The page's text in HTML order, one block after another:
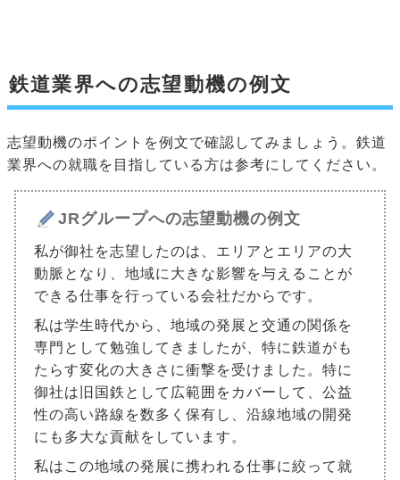
鉄道業界への志望動機の例文
志望動機のポイントを例文で確認してみましょう。鉄道
業界への就職を目指している方は参考にしてください。
JRグループへの志望動機の例文
私が御社を志望したのは、エリアとエリアの大
動脈となり、地域に大きな影響を与えることが
できる仕事を行っている会社だからです。
私は学生時代から、地域の発展と交通の関係を
専門として勉強してきましたが、特に鉄道がも
たらす変化の大きさに衝撃を受けました。特に
御社は旧国鉄として広範囲をカバーして、公益
性の高い路線を数多く保有し、沿線地域の開発
にも多大な貢献をしています。
私はこの地域の発展に携われる仕事に絞って就